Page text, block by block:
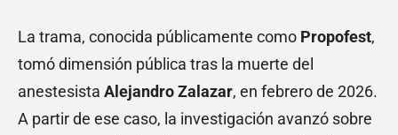
La trama, conocida públicamente como Propofest,
tomó dimensión pública tras la muerte del
anestesista Alejandro Zalazar, en febrero de 2026.
A partir de ese caso, la investigación avanzó sobre